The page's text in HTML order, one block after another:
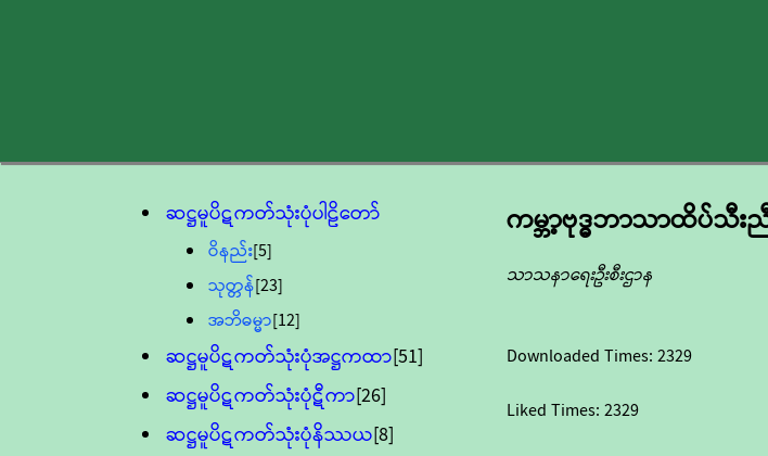
ဆဋ္ဌမူပိဋကတ်သုံးပုံပါဠိတော်
ဝိနည်း[5]
သုတ္တန်[23]
အဘိဓမ္မာ[12]
ဆဋ္ဌမူပိဋကတ်သုံးပုံအဋ္ဌကထာ[51]
ဆဋ္ဌမူပိဋကတ်သုံးပုံဋီကာ[26]
ဆဋ္ဌမူပိဋကတ်သုံးပုံနိဿယ[8]
ကမ္ဘာ့ဗုဒ္ဓဘာသာထိပ်သီ
သာသနာရေးဦးစီးဌာန
Downloaded Times: 2329
Liked Times: 2329